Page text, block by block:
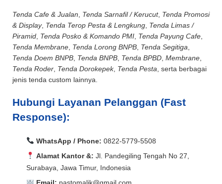
Tenda Cafe & Jualan Tenda Sarnafil / Kerucut, Tenda Promosi
& Display, Tenda Terop Pesta & Lengkung Tenda Limas /
Piramid Tenda Posko & Komando PMI Tenda Payung Cafe
Tenda Membrane Tenda Lorong BNPB Tenda Segitiga
Tenda Doem BNPB Tenda BNPB Tenda BPBD Membrane
Tenda Roder Tenda Dorokepek, Tenda Pesta , serta berbagai
jenis tenda custom lainnya.
Hubungi Layanan Pelanggan (Fast
Response):
WhatsApp / Phone: 0822-5779-5508
Alamat Kantor &: Jl. Pandegiling Tengah No 27,
Surabaya, Jawa Timur, Indonesia